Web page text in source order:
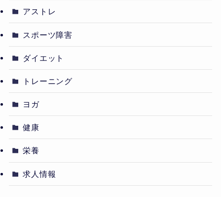
アストレ
スポーツ障害
ダイエット
トレーニング
ヨガ
健康
栄養
求人情報